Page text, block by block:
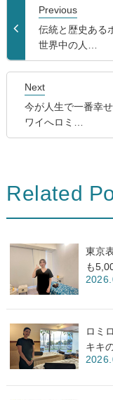
Previous
伝統と歴史ある
世界中の人…
Next
今が人生で一番幸
ワイへロミ…
Related
東京
も
ロミ
キキ